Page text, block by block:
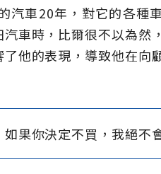
汽車20年，對它的各種
車時，比爾很不以為然
他的表現，導致他在向
果你決定不買，我絕不